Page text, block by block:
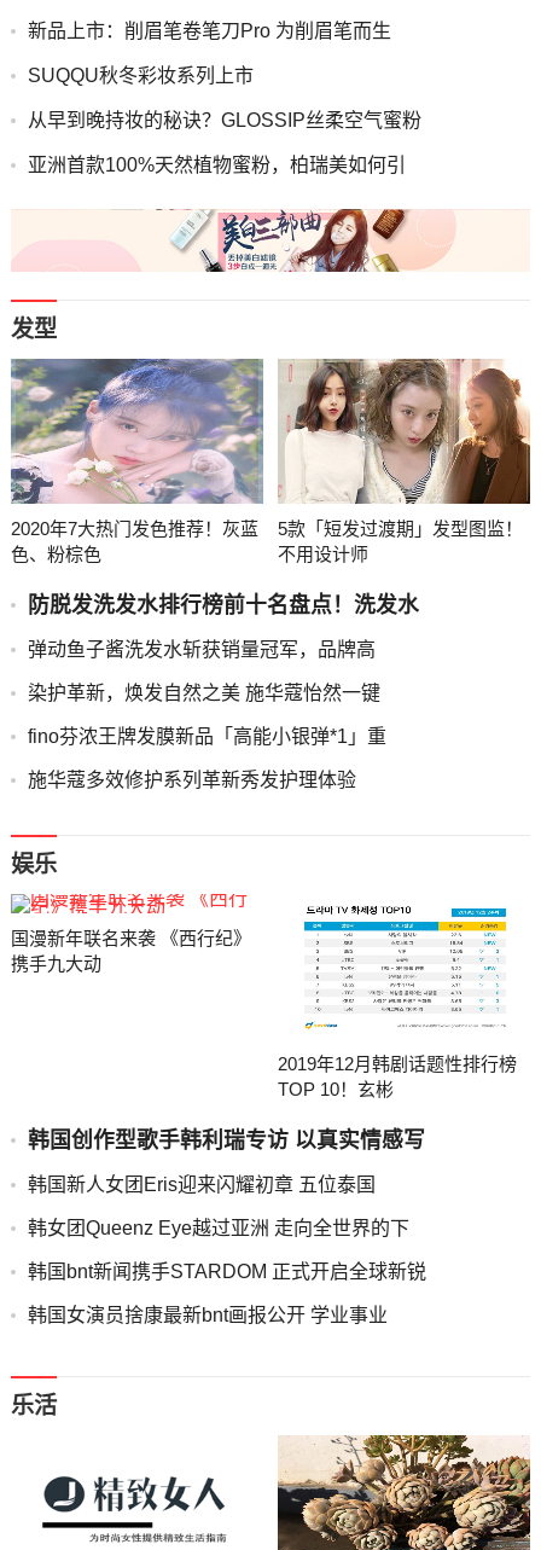
新品上市：削眉笔卷笔刀Pro 为削眉笔而生
SUQQU秋冬彩妆系列上市
从早到晚持妆的秘诀？GLOSSIP丝柔空气蜜粉
亚洲首款100%天然植物蜜粉，柏瑞美如何引
发型
2020年7大热门发色推荐！灰蓝
色、粉棕色
5款「短发过渡期」发型图监！
不用设计师
防脱发洗发水排行榜前十名盘点！洗发水
弹动鱼子酱洗发水斩获销量冠军，品牌高
染护革新，焕发自然之美 施华蔻怡然一键
fino芬浓王牌发膜新品「高能小银弹*1」重
施华蔻多效修护系列革新秀发护理体验
娱乐
国漫新年联名来袭 《西行纪》
携手九大动
2019年12月韩剧话题性排行榜
TOP 10！玄彬
韩国创作型歌手韩利瑞专访 以真实情感写
韩国新人女团Eris迎来闪耀初章 五位泰国
韩女团Queenz Eye越过亚洲 走向全世界的下
韩国bnt新闻携手STARDOM 正式开启全球新锐
韩国女演员捨康最新bnt画报公开 学业事业
乐活